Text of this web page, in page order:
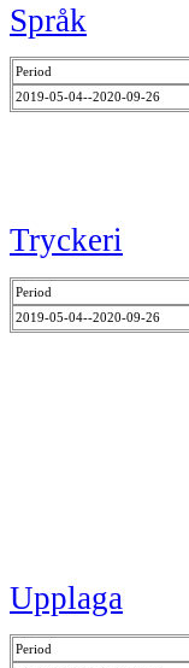
Språk
Period
2019-05-04--2020-09-26
Tryckeri
Period
2019-05-04--2020-09-26
Upplaga
Period